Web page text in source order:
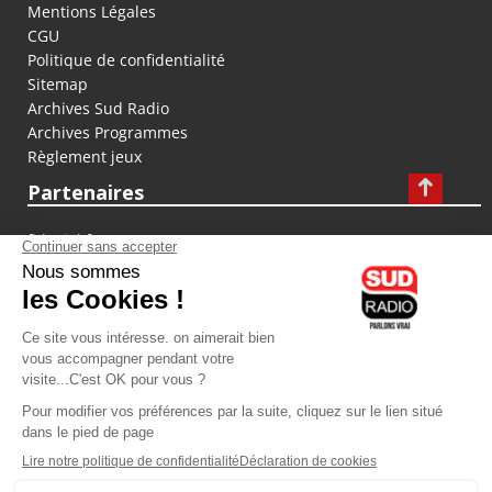
Mentions Légales
CGU
Politique de confidentialité
Sitemap
Archives Sud Radio
Archives Programmes
Règlement jeux
Partenaires
fiducial.fr
lyoncapitale.fr
olympique-et-lyonnais.com
L'application Iphone / Android
Téléchargez l'application
Les cookies